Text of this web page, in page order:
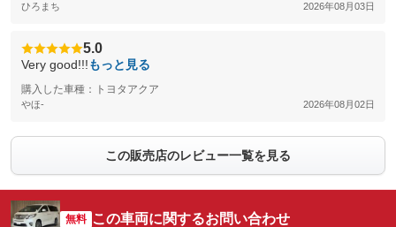
ひろまち 2026年08月03日
5.0
Very good!!!もっと見る
購入した車種：トヨタアクア
やほ- 2026年08月02日
この販売店のレビュー一覧を見る
無料 この車両に関するお問い合わせ